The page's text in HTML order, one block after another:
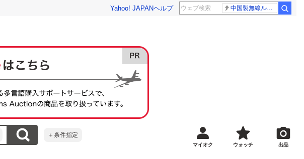
Yahoo! JAPANヘルプ 中国製無線ルーター
＋条件指定
マイオク ウォッチ 出品